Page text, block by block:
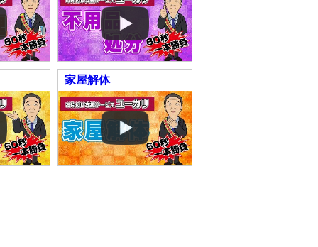
家屋解体